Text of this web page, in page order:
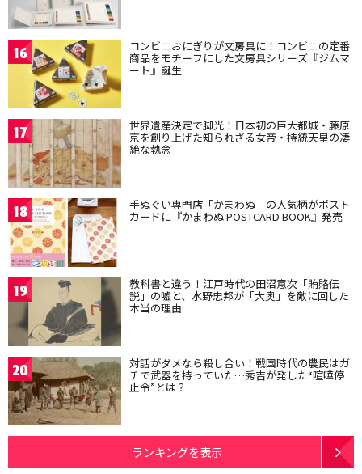
16 コンビニおにぎりが文房具に！コンビニの定番
商品をモチーフにした文房具シリーズ『ジムマ
ート』誕生
17 世界遺産決定で脚光！日本初の巨大都城・藤原
京を創り上げた知られざる女帝・持統天皇の凄
絶な執念
18 手ぬぐい専門店「かまわぬ」の人気柄がポスト
カードに『かまわぬ POSTCARD BOOK』発売
19 教科書と違う！江戸時代の田沼意次「賄賂伝
説」の嘘と、水野忠邦が「大奥」を敵に回した
本当の理由
20 対話がダメなら殺し合い！戦国時代の農民はガ
チで武器を持っていた…秀吉が発した“喧嘩停
止令”とは？
ランキングを表示